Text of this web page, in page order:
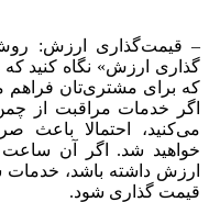
– قیمت‌گذاری ارزش:
گذاری ارزش» نگاه کنید
که برای مشتری‌تان فراهم
اگر خدمات مراقبت از
قیمت گذاری شود.